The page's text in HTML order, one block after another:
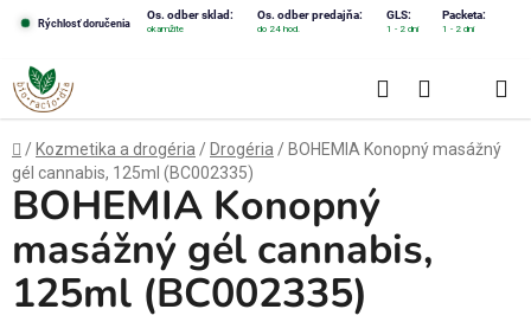
obsah
Rýchlosť doručenia
Os. odber sklad: Os. odber predajňa: GLS: Packeta:
okamžite do 24 hod. 1 - 2 dni 1 - 2 dni
Hľadať
KOŠÍK
Domov
/ Kozmetika a drogéria / Drogéria / BOHEMIA Konopný masážný
gél cannabis, 125ml (BC002335)
BOHEMIA Konopný
masážný gél cannabis,
125ml (BC002335)